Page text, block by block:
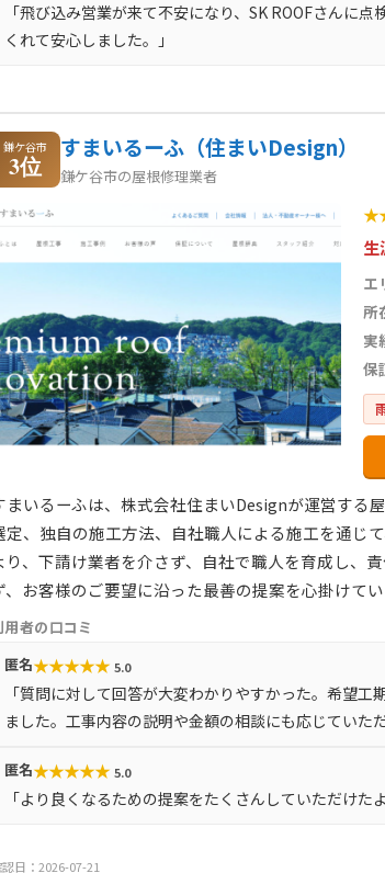
「飛び込み営業が来て不安になり、SK ROOFさんに
くれて安心しました。」
鎌ケ谷市
3位
すまいるーふ（住まいDesign）
鎌ケ谷市の屋根修理業者
★
生
エ
所
実
保
まいるーふは、株式会社住まいDesignが運営する
定、独自の施工方法、自社職人による施工を通じ
り、下請け業者を介さず、自社で職人を育成し、
、お客様のご要望に沿った最善の提案を心掛けてい
用者の口コミ
匿名★★★★★ 5.0
「質問に対して回答が大変わかりやすかった。希望
ました。工事内容の説明や金額の相談にも応じていた
匿名★★★★★ 5.0
「より良くなるための提案をたくさんしていただけ
日：2026-07-21